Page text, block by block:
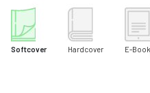
Softcover Hardcover E-Book